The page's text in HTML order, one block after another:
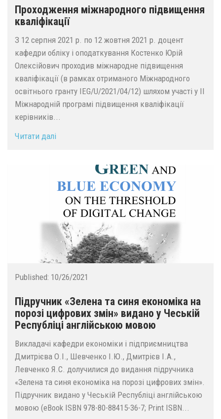
Проходження міжнародного підвищення
кваліфікації
З 12 серпня 2021 р. по 12 жовтня 2021 р. доцент
кафедри обліку і оподаткування Костенко Юрій
Олексійович проходив міжнародне підвищення
кваліфікації (в рамках отриманого Міжнародного
освітнього гранту IEG/U/2021/04/12) шляхом участі у ІІ
Міжнародній програмі підвищення кваліфікації
керівників...
Читати далі
Published: 10/26/2021
Підручник «Зелена та синя економіка на
порозі цифрових змін» видано у Чеській
Республіці англійською мовою
Викладачі кафедри економіки і підприємництва
Дмитрієва О.І., Шевченко І.Ю., Дмитрієв І.А.,
Левченко Я.С. долучилися до видання підручника
«Зелена та синя економіка на порозі цифрових змін».
Підручник видано у Чеській Республіці англійською
мовою (eBook ISBN 978-80-88415-36-7; Print ISBN...